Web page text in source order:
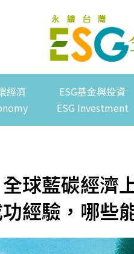
經濟
ESG基金與投資
ESG Investment
球藍碳經濟
經驗，哪些